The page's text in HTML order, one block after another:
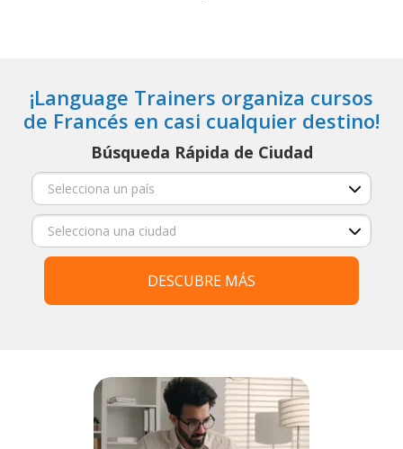
¡Language Trainers organiza cursos
de Francés en casi cualquier destino!
Búsqueda Rápida de Ciudad
DESCUBRE MÁS